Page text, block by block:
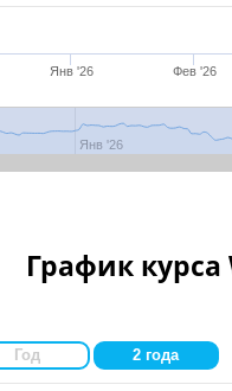
Янв '26 Фев '26
Янв '26
Янв '26 Фев
График
Год 2 года